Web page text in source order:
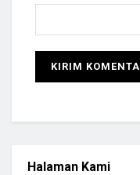
Halaman Kami